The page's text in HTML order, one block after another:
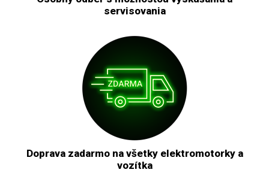
servisovania
Doprava zadarmo na všetky elektromotorky a
vozítka